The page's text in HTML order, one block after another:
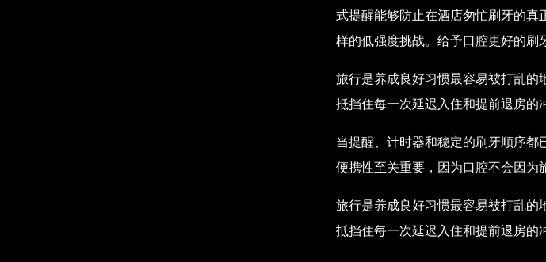
式提醒能够防止在酒店匆忙刷牙的真
样的低强度挑战。给予口腔更好的刷
旅行是养成良好习惯最容易被打乱的
抵挡住每一次延迟入住和提前退房的
当提醒、计时器和稳定的刷牙顺序
便携性至关重要，因为口腔不会因为
旅行是养成良好习惯最容易被打乱的
抵挡住每一次延迟入住和提前退房的